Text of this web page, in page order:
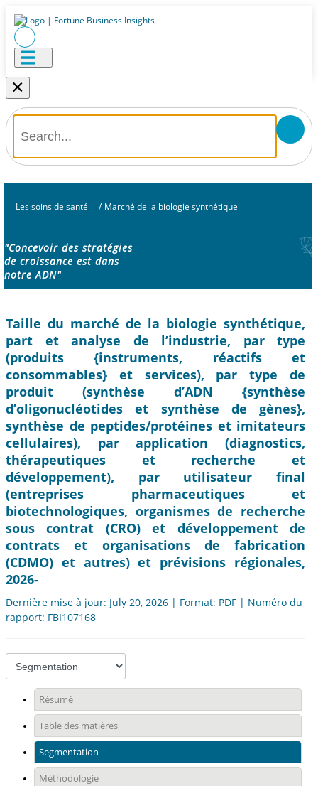
×
Les soins de santé / Marché de la biologie synthétique
"Concevoir des stratégies
de croissance est dans
notre ADN"
Taille du marché de la biologie synthétique,
part et analyse de l’industrie, par type
(produits {instruments, réactifs et
consommables} et services), par type de
produit (synthèse d’ADN {synthèse
d’oligonucléotides et synthèse de gènes},
synthèse de peptides/protéines et imitateurs
cellulaires), par application (diagnostics,
thérapeutiques et recherche et
développement), par utilisateur final
(entreprises pharmaceutiques et
biotechnologiques, organismes de recherche
sous contrat (CRO) et développement de
contrats et organisations de fabrication
(CDMO) et autres) et prévisions régionales,
2026-
Dernière mise à jour: July 20, 2026 | Format: PDF | Numéro du
rapport: FBI107168
Résumé
Table des matières
Segmentation
Méthodologie